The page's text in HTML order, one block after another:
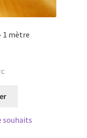
1 mètre
€.
souhaits